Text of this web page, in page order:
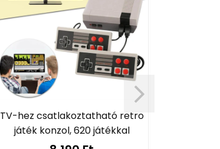
TV-hez csatlakoztatható retro
játék konzol, 620 játékkal